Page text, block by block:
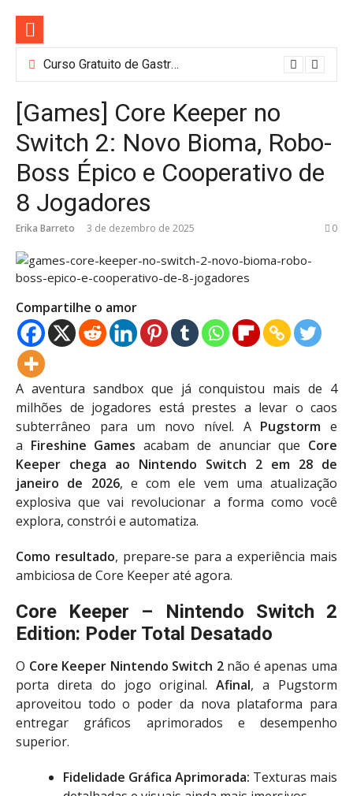
conteúdo
Curso Gratuito de Gastronomia e Barismo em SP: Nestlé Abre 100 Vagas
[Games] Core Keeper no
Switch 2: Novo Bioma, Robo-
Boss Épico e Cooperativo de
8 Jogadores
Erika Barreto 3 de dezembro de 2025 0
Compartilhe o amor
A aventura sandbox que já conquistou mais de 4
milhões de jogadores está prestes a levar o caos
subterrâneo para um novo nível. A Pugstorm e
a Fireshine Games acabam de anunciar que Core
Keeper chega ao Nintendo Switch 2 em 28 de
janeiro de 2026, e com ele vem uma atualização
explosiva que vai revolucionar a forma como você
explora, constrói e automatiza.
Como resultado, prepare-se para a experiência mais
ambiciosa de Core Keeper até agora.
Core Keeper – Nintendo Switch 2
Edition: Poder Total Desatado
O Core Keeper Nintendo Switch 2não é apenas uma
porta direta do jogo original.Afinal, a Pugstorm
aproveitou todo o poder da nova plataforma para
entregar gráficos aprimorados e desempenho
superior.
Fidelidade Gráfica Aprimorada: Texturas mais